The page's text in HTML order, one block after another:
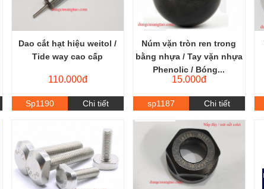
Dao cắt hạt hiệu weitol /
Tide way cao cấp
110.000đ
Sp1190 Chi tiết
Núm vặn tròn ren trong
bằng nhựa / Tay vặn nhựa
Phenolic / Bóng...
15.000đ
sp1187 Chi tiết